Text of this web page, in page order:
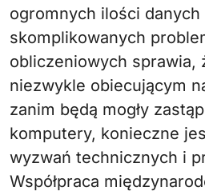
ogromnych ilości
skomplikowanych
obliczeniowych sprawia,
niezwykle obiecującym
zanim będą mogły
komputery, konieczne
wyzwań technicznych i
Współpraca